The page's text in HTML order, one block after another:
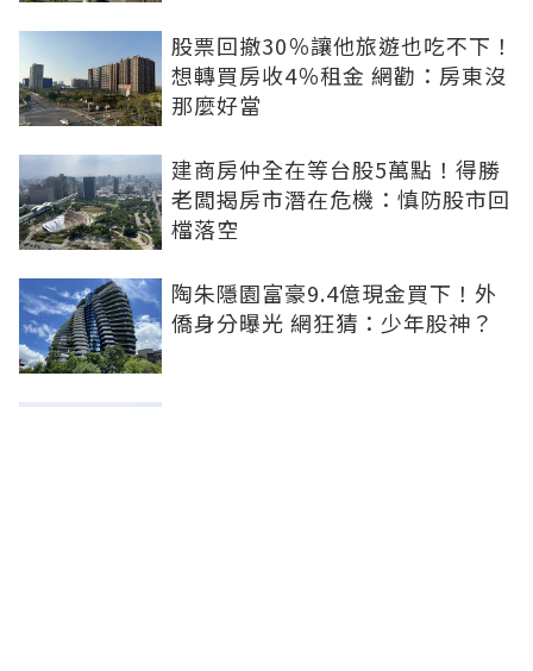
股票回撤30％讓他旅遊也吃不下！
想轉買房收4％租金 網勸：房東沒
那麼好當
建商房仲全在等台股5萬點！得勝
老闆揭房市潛在危機：慎防股市回
檔落空
陶朱隱園富豪9.4億現金買下！外
僑身分曝光 網狂猜：少年股神？